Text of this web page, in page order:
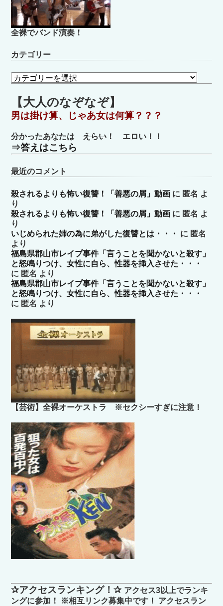
全裸でバンド演奏！
カテゴリー
カ
テ
ゴ
リ
ー
【大人のなぞなぞ】
男は掛け算、じゃあ女は何算？？？
分かったあなたはえらい！ エロい！！
⇒答えはこちら
最近のコメント
殺されるよりも怖い復讐！「善悪の屑」動画 に 匿名 よ
り
殺されるよりも怖い復讐！「善悪の屑」動画 に 匿名 よ
り
いじめられた姉の為に弟がした復讐とは・・・
に 匿名
より
福島県郡山市レイプ事件「言うことを聞かないと殺す」
と怒鳴りつけ、女性に自ら、性器を挿入させた・・・
に 匿名 より
福島県郡山市レイプ事件「言うことを聞かないと殺す」
と怒鳴りつけ、女性に自ら、性器を挿入させた・・・
に 匿名 より
【芸術】全裸オーケストラ ※セクシーすぎに注意！
✰アクセスランキング！✰ アクセス3以上でランキ
ングに参加！ ※相互リンク募集中です！ アクセスラン